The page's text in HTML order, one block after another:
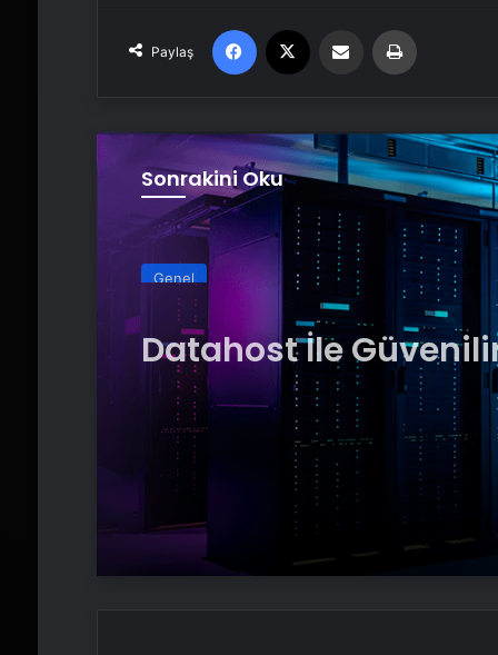
Paylaş
Facebook Email'den paylaş
Sonrakini Oku
Genel
Datahost İle Güvenilir
Sunucu Hizmetleri